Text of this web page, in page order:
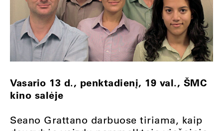
Vasario 13 d., penktadienį, 19 val., ŠMC
kino salėje
Seano Grattano darbuose tiriama, kaip